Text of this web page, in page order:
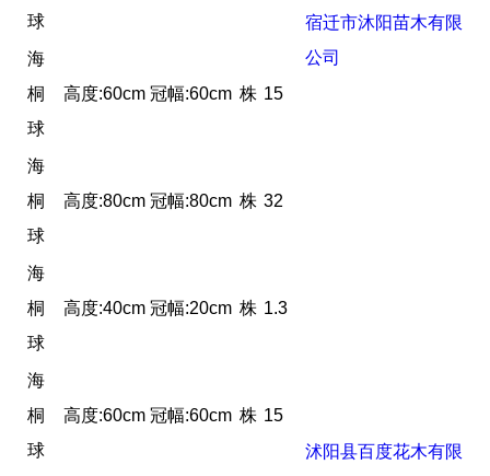
宿迁市沐阳苗木有限
公司
球
海
桐
球
高度:60cm 冠幅:60cm 株 15
海
桐
球
高度:80cm 冠幅:80cm 株 32
海
桐
球
高度:40cm 冠幅:20cm 株 1.3
沭阳县百度花木有限
海
桐
球
高度:60cm 冠幅:60cm 株 15